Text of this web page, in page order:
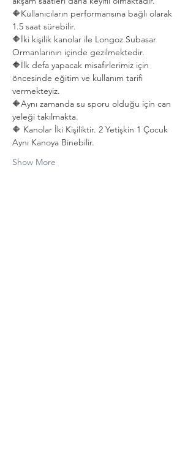
🔶Kullanıcıların performansına bağlı olarak
1.5 saat sürebilir.
🔶İki kişilik kanolar ile Longoz Subasar
Ormanlarının içinde gezilmektedir.
🔶İlk defa yapacak misafirlerimiz için
öncesinde eğitim ve kullanım tarifi
vermekteyiz.
🔶Aynı zamanda su sporu olduğu için can
yeleği takılmakta.
🔶 Kanolar İki Kişiliktir. 2 Yetişkin 1 Çocuk
Aynı Kanoya Binebilir.
Show More